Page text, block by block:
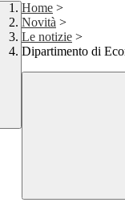
Home >
Novità >
Le notizie >
Dipartimento di